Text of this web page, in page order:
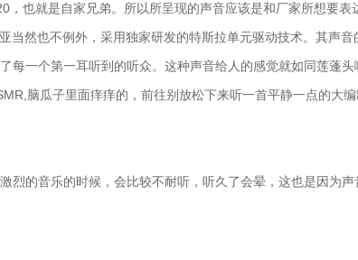
也就是自家兄弟。所以所呈现的声音应该是和厂家所想要表
当然也不例外，采用独家研发的特斯拉单元驱动技术。其声
每一个第一耳听到的听众。这种声音给人的感觉就如同莲蓬
脑瓜子里面痒痒的，前往别放松下来听一首平静一点的大
烈的音乐的时候，会比较不耐听，听久了会晕，这也是因为